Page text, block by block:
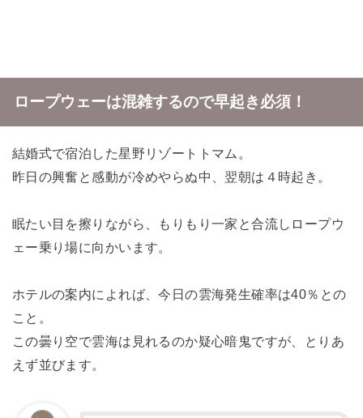
ロープウェーは混雑するので早起き必須！
結婚式で宿泊した星野リゾートトマム。
昨日の興奮と感動が冷めやらぬ中、翌朝は４時起き。
眠たい目を擦りながら、もりもり一家と合流しロープウ
ェー乗り場に向かいます。
ホテルの案内によれば、今日の雲海発生確率は40％との
こと。
この曇り空で雲海は見れるのか疑心暗鬼ですが、とりあ
えず並びます。